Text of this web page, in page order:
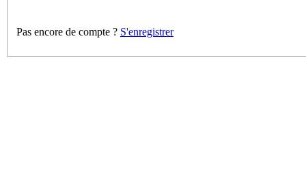
Pas encore de compte ? S'enregistrer